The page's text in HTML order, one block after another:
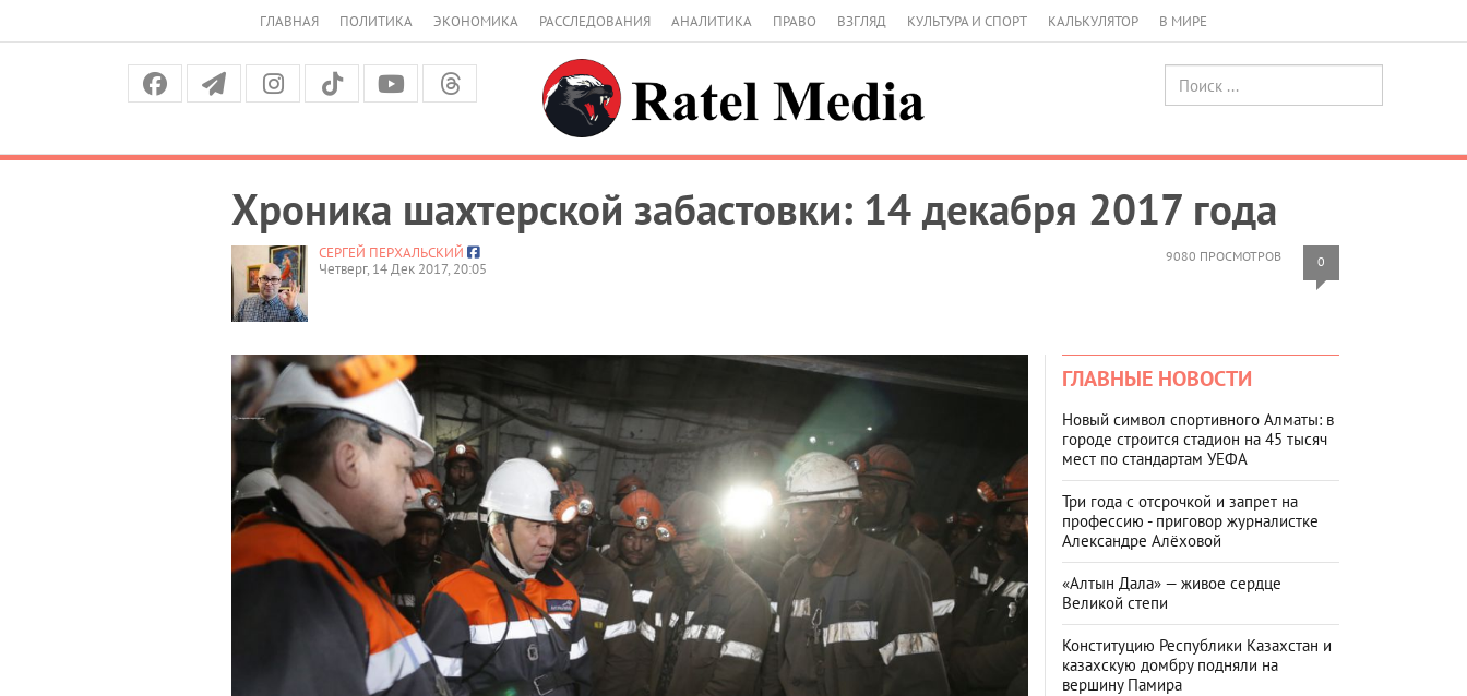
ГЛАВНАЯ ПОЛИТИКА ЭКОНОМИКА РАССЛЕДОВАНИЯ АНАЛИТИКА ПРАВО ВЗГЛЯД КУЛЬТУРА И СПОРТ КАЛЬКУЛЯТОР В МИРЕ
Хроника шахтерской забастовки: 14 декабря 2017 года
9080 ПРОСМОТРОВ 0
СЕРГЕЙ ПЕРХАЛЬСКИЙ
Четверг, 14 Дек 2017, 20:05
ГЛАВНЫЕ НОВОСТИ
Новый символ спортивного Алматы: в
городе строится стадион на 45 тысяч
мест по стандартам УЕФА
Три года с отсрочкой и запрет на
профессию - приговор журналистке
Александре Алёховой
«Алтын Дала» — живое сердце
Великой степи
Конституцию Республики Казахстан и
казахскую домбру подняли на
вершину Памира